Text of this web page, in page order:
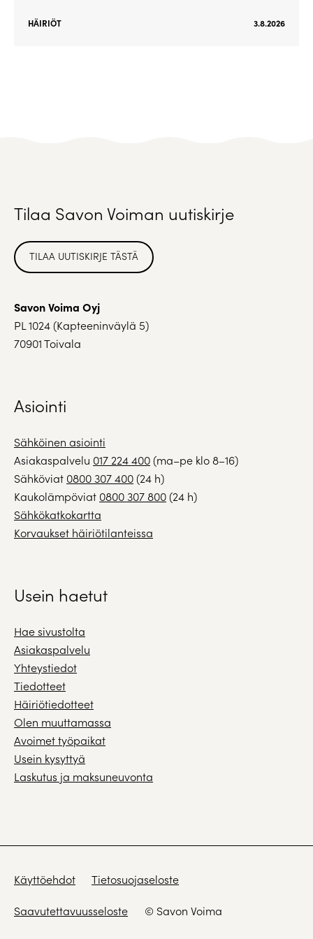
HÄIRIÖT 3.8.2026
Tilaa Savon Voiman uutiskirje
TILAA UUTISKIRJE TÄSTÄ
Savon Voima Oyj
PL 1024 (Kapteeninväylä 5)
70901 Toivala
Asiointi
Sähköinen asiointi
Asiakaspalvelu 017 224 400(ma–pe klo 8–16)
Sähköviat 0800 307 400(24 h)
Kaukolämpöviat 0800 307 800(24 h)
Sähkökatkokartta
Korvaukset häiriötilanteissa
Usein haetut
Hae sivustolta
Asiakaspalvelu
Yhteystiedot
Tiedotteet
Häiriötiedotteet
Olen muuttamassa
Avoimet työpaikat
Usein kysyttyä
Laskutus ja maksuneuvonta
Käyttöehdot Tietosuojaseloste
Saavutettavuusseloste © Savon Voima